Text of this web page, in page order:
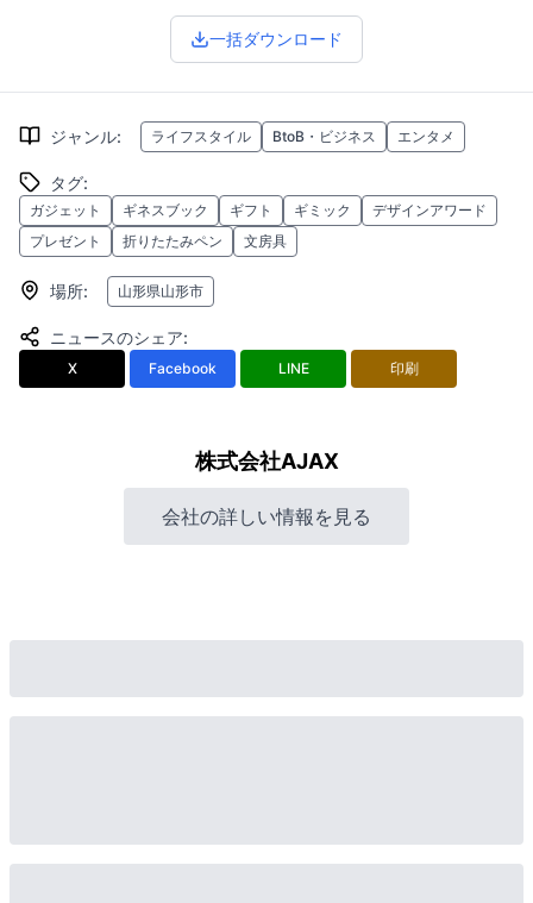
一括ダウンロード
ジャンル: ライフスタイル BtoB・ビジネス エンタメ
タグ:
ガジェット ギネスブック ギフト ギミック
デザインアワード
プレゼント
折りたたみペン 文房具
場所: 山形県山形市
ニュースのシェア:
X Facebook LINE 印刷
株式会社AJAX
会社の詳しい情報を見る